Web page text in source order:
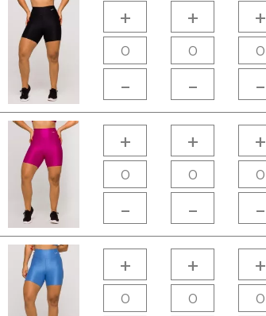
+
-
+
-
+
-
+
-
+
-
+
-
+
+ +